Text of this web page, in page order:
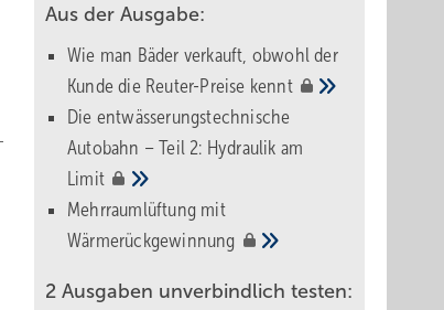
Aus der Ausgabe:
Wie man Bäder verkauft, obwohl der
Kunde die Reuter-Preise kennt
Die entwässerungstechnische
Autobahn – Teil 2: Hydraulik am
Limit
Mehrraumlüftung mit
Wärmerückgewinnung
2 Ausgaben unverbindlich testen: